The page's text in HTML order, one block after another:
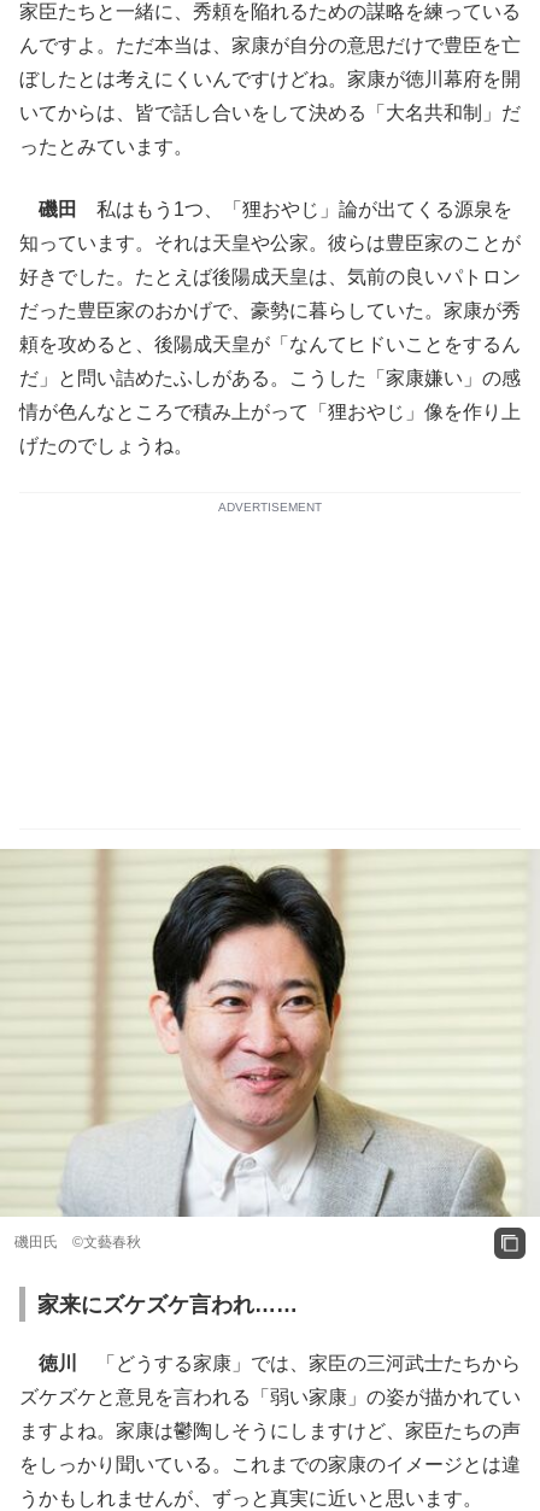
家臣たちと一緒に、秀頼を陥れるための謀略を練っている
んですよ。ただ本当は、家康が自分の意思だけで豊臣を亡
ぼしたとは考えにくいんですけどね。家康が徳川幕府を開
いてからは、皆で話し合いをして決める「大名共和制」だ
ったとみています。
磯田
私はもう1つ、「狸おやじ」論が出てくる源泉を
知っています。それは天皇や公家。彼らは豊臣家のことが
好きでした。たとえば後陽成天皇は、気前の良いパトロン
だった豊臣家のおかげで、豪勢に暮らしていた。家康が秀
頼を攻めると、後陽成天皇が「なんてヒドいことをするん
だ」と問い詰めたふしがある。こうした「家康嫌い」の感
情が色んなところで積み上がって「狸おやじ」像を作り上
げたのでしょうね。
ADVERTISEMENT
磯田氏 ©文藝春秋
家来にズケズケ言われ……
徳川
「どうする家康」では、家臣の三河武士たちから
ズケズケと意見を言われる「弱い家康」の姿が描かれてい
ますよね。家康は鬱陶しそうにしますけど、家臣たちの声
をしっかり聞いている。これまでの家康のイメージとは違
うかもしれませんが、ずっと真実に近いと思います。